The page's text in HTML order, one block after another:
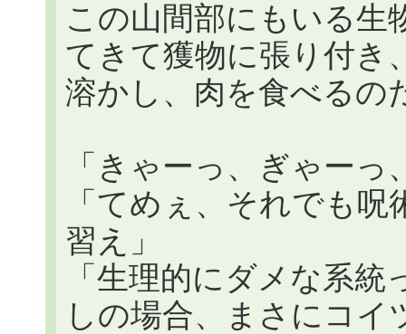
この山間部にもいる生
てきて獲物に張り付き
溶かし、肉を食べるの
「きゃーっ、ぎゃー
「てめぇ、それでも
習え」
「生理的にダメな系
しの場合、まさにコ